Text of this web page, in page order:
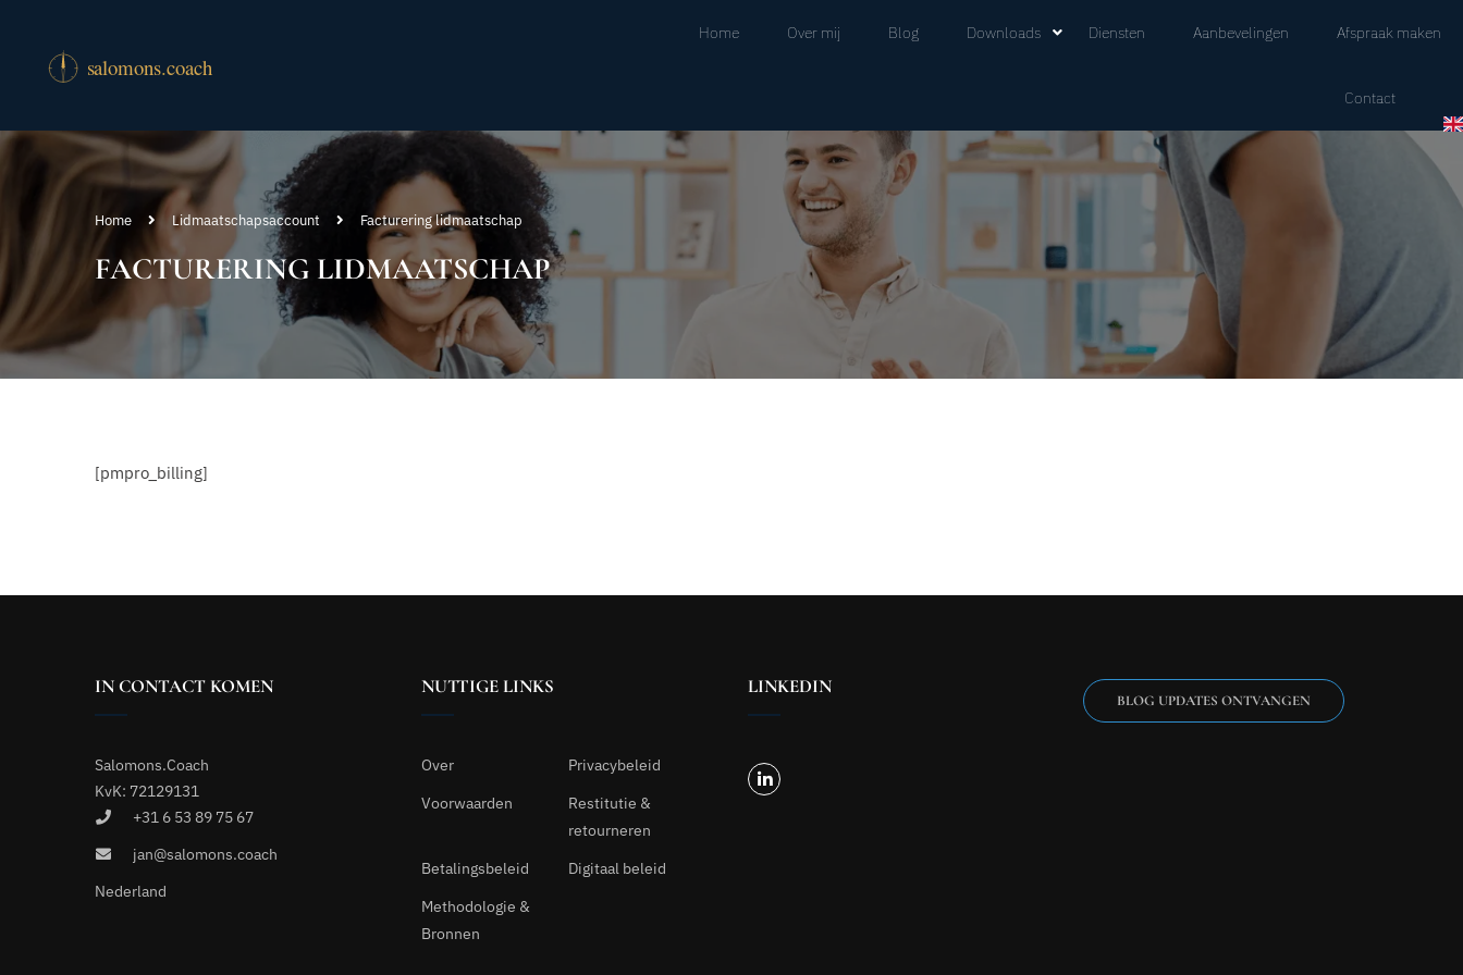
Home Over mij Blog Downloads Diensten Aanbevelingen Afspraak maken
Contact
Home Lidmaatschapsaccount Facturering lidmaatschap
FACTURERING LIDMAATSCHAP
[pmpro_billing]
IN CONTACT KOMEN
Salomons.Coach
KvK: 72129131
+31 6 53 89 75 67
jan@salomons.coach
Nederland
NUTTIGE LINKS
Over
Privacybeleid
Voorwaarden
Restitutie &
retourneren
Betalingsbeleid
Digitaal beleid
Methodologie &
Bronnen
LINKEDIN
BLOG UPDATES ONTVANGEN